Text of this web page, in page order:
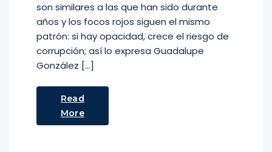
son similares a las que han sido durante
años y los focos rojos siguen el mismo
patrón: si hay opacidad, crece el riesgo de
corrupción; así lo expresa Guadalupe
González […]
Read
More